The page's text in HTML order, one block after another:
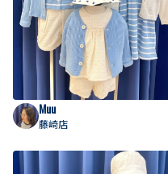
Muu
藤崎店